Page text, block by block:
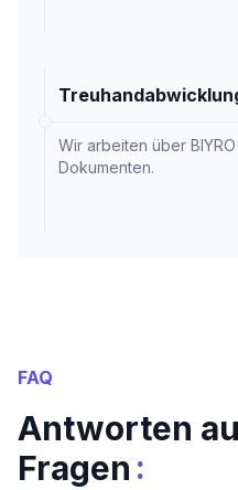
Wir arbeiten über
Dokumenten.
FAQ
Antworten
Fragen :